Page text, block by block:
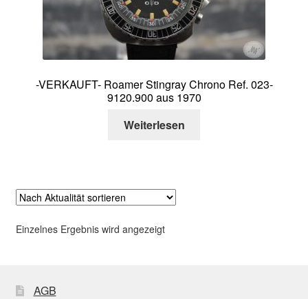
Kontakt
-VERKAUFT- Roamer Stingray Chrono Ref. 023-
9120.900 aus 1970
Weiterlesen
Einzelnes Ergebnis wird angezeigt
AGB